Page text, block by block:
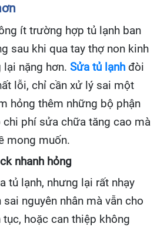
ít trường hợp tủ lạnh ban
sau khi qua tay thợ non kinh
nặng hơn. Sửa tủ lạnh đòi
lỗi, chỉ cần xử lý sai một
hỏng thêm những bộ phận
chi phí sửa chữa tăng cao mà
mong muốn.
nhanh hỏng
tủ lạnh, nhưng lại rất nhạy
nguyên nhân mà vẫn cho
hoặc can thiệp không